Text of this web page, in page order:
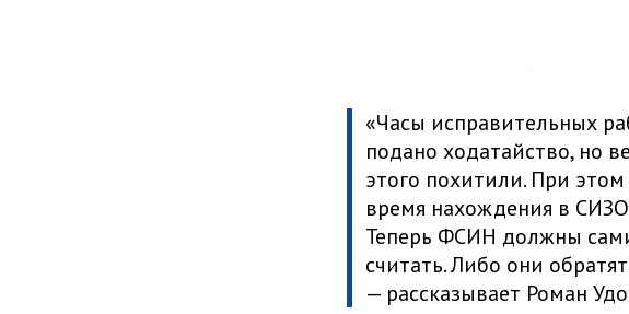
«Часы исправительных
подано ходатайство, но
этого похитили. При
время нахождения в
Теперь ФСИН должны
считать. Либо они
— рассказывает Роман